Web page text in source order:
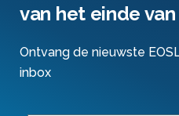
van het einde
Ontvang de nieuwste
inbox